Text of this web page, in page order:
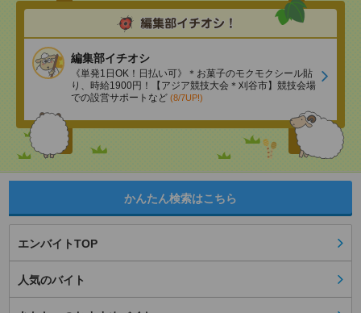
編集部イチオシ
《単発1日OK！日払い可》＊お菓子のモクモクシール貼
り、時給1900円！【アジア競技大会＊刈谷市】競技会場
での設営サポートなど (8/7UP!)
かんたん検索はこちら
エンバイトTOP
人気のバイト